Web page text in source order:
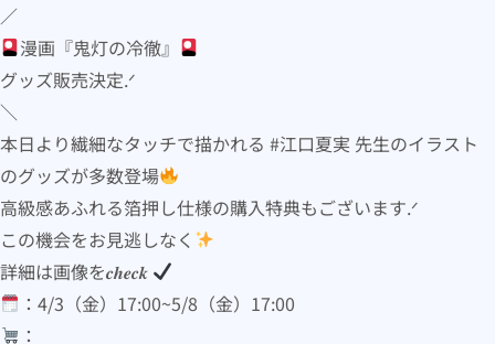
／
漫画『鬼灯の冷徹』
グッズ販売決定.ᐟ
＼
本日より繊細なタッチで描かれる #江口夏実 先生のイラスト
のグッズが多数登場
高級感あふれる箔押し仕様の購入特典もございます.ᐟ
この機会をお見逃しなく
詳細は画像を𝒄𝒉𝒆𝒄𝒌
：4/3（金）17:00~5/8（金）17:00
：